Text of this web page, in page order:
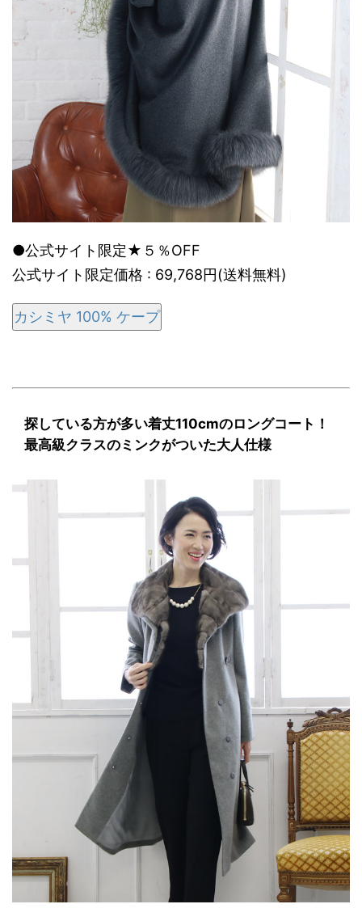
●公式サイト限定★５％OFF
公式サイト限定価格 : 69,768円(送料無料)
カシミヤ 100% ケープ
探している方が多い着丈110cmのロングコート！
最高級クラスのミンクがついた大人仕様